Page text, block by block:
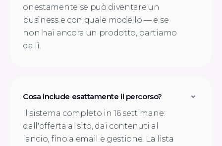
onestamente se può diventare un
business e con quale modello — e se
non hai ancora un prodotto, partiamo
da lì.
Cosa include esattamente il percorso?
Il sistema completo in 16 settimane:
dall'offerta al sito, dai contenuti al
lancio, fino a email e gestione. La lista